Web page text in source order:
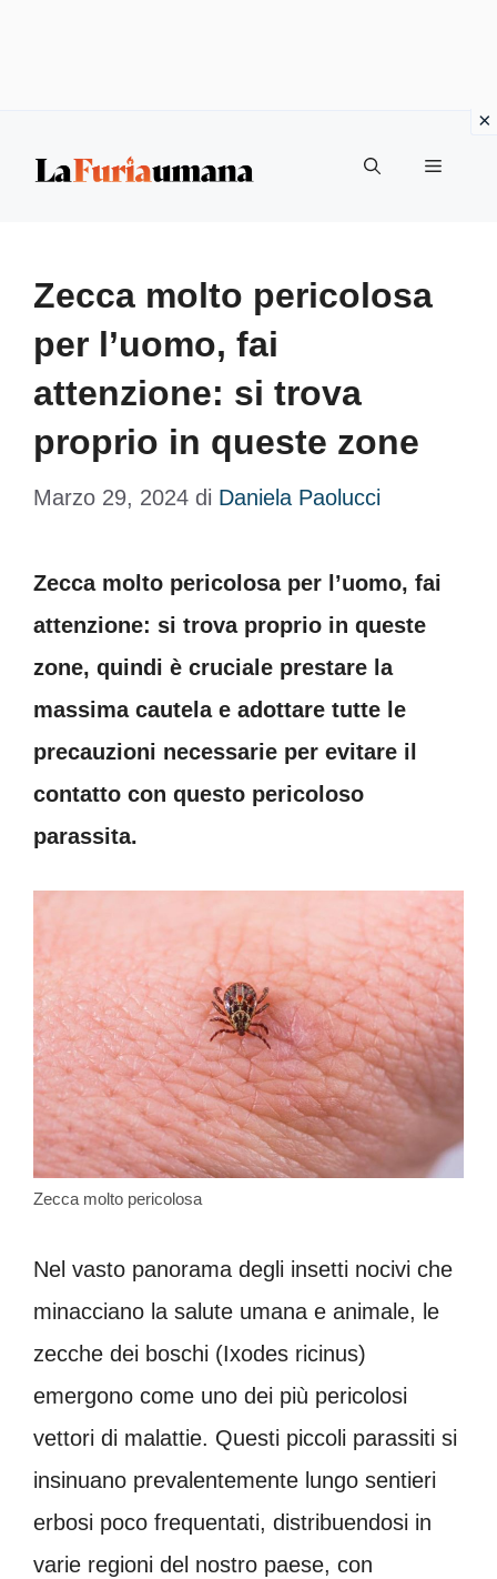
Menu
Zecca molto pericolosa
per l’uomo, fai
attenzione: si trova
proprio in queste zone
Marzo 29, 2024 di Daniela Paolucci
Zecca molto pericolosa per l’uomo, fai
attenzione: si trova proprio in queste
zone, quindi è cruciale prestare la
massima cautela e adottare tutte le
precauzioni necessarie per evitare il
contatto con questo pericoloso
parassita.
Zecca molto pericolosa
Nel vasto panorama degli insetti nocivi che
minacciano la salute umana e animale, le
zecche dei boschi (Ixodes ricinus)
emergono come uno dei più pericolosi
vettori di malattie. Questi piccoli parassiti si
insinuano prevalentemente lungo sentieri
erbosi poco frequentati, distribuendosi in
varie regioni del nostro paese, con